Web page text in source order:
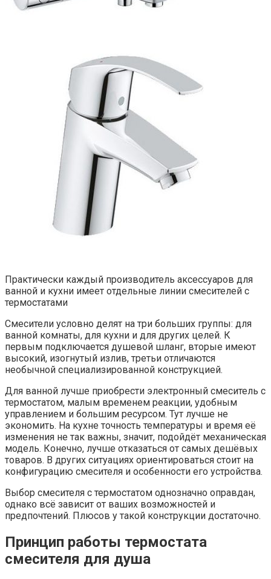
Практически каждый производитель аксессуаров для
ванной и кухни имеет отдельные линии смесителей с
термостатами
Смесители условно делят на три больших группы: для
ванной комнаты, для кухни и для других целей. К
первым подключается душевой шланг, вторые имеют
высокий, изогнутый излив, третьи отличаются
необычной специализированной конструкцией.
Для ванной лучше приобрести электронный смеситель с
термостатом, малым временем реакции, удобным
управлением и большим ресурсом. Тут лучше не
экономить. На кухне точность температуры и время её
изменения не так важны, значит, подойдёт механическая
модель. Конечно, лучше отказаться от самых дешёвых
товаров. В других ситуациях ориентироваться стоит на
конфигурацию смесителя и особенности его устройства.
Выбор смесителя с термостатом однозначно оправдан,
однако всё зависит от ваших возможностей и
предпочтений. Плюсов у такой конструкции достаточно.
Принцип работы термостата
смесителя для душа